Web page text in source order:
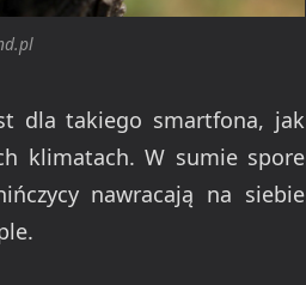
dla takiego smartfona, jak
klimatach. W sumie spore
nawracają na siebie